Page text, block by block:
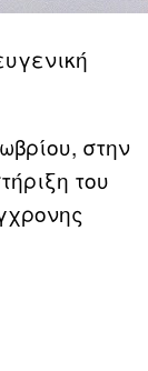
στην
του